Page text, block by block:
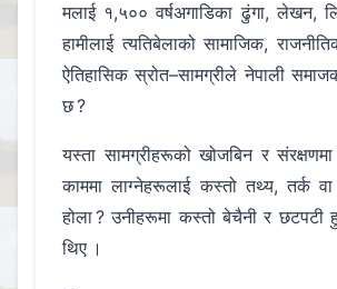
मलाई १,५०० वर्षअगाडिका ढुंगा, लेखन,
हामीलाई त्यतिबेलाको सामाजिक,
ऐतिहासिक स्रोत–सामग्रीले नेपाली
छ ?
यस्ता सामग्रीहरूको खोजबिन र
काममा लाग्नेहरूलाई कस्तो तथ्य, तर्क
होला ? उनीहरूमा कस्तो बेचैनी र छटपटी
थिए ।